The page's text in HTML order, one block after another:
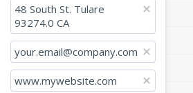
48 South St. Tulare
93274.0 CA
your.email@company.com
www.mywebsite.com